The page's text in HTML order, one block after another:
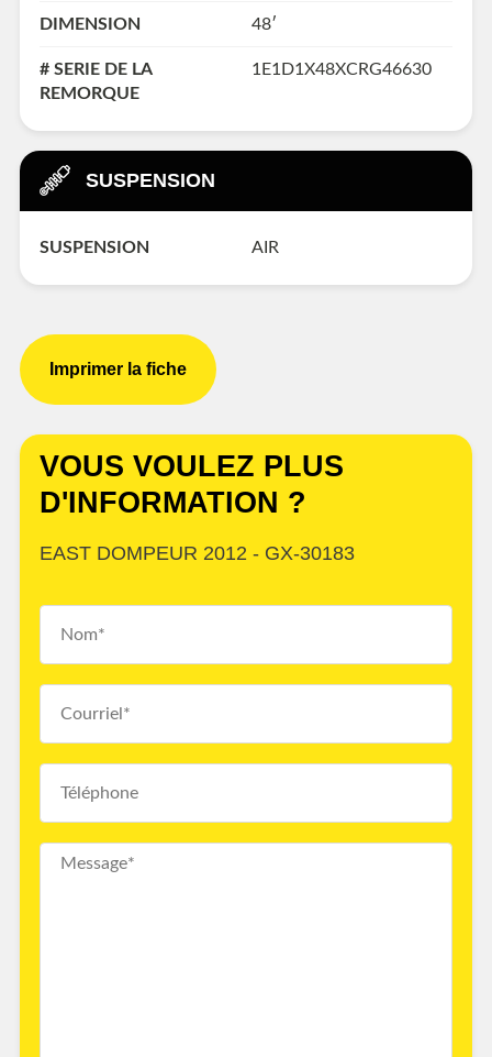
DIMENSION 48′
# SERIE DE LA
REMORQUE
1E1D1X48XCRG46630
SUSPENSION
SUSPENSION AIR
Imprimer la fiche
VOUS VOULEZ PLUS
D'INFORMATION ?
EAST DOMPEUR 2012 - GX-30183